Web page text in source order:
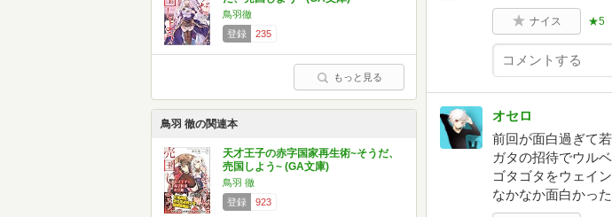
鳥羽徹
登録
235
もっと見る
鳥羽 徹の関連本
天才王子の赤字国家再生術~そうだ、
売国しよう~ (GA文庫)
鳥羽 徹
登録
923
ナイス ★5
オセロ
前回が面白過ぎて
ガタの招待でウル
ゴタゴタをウェイ
なかなか面白かっ